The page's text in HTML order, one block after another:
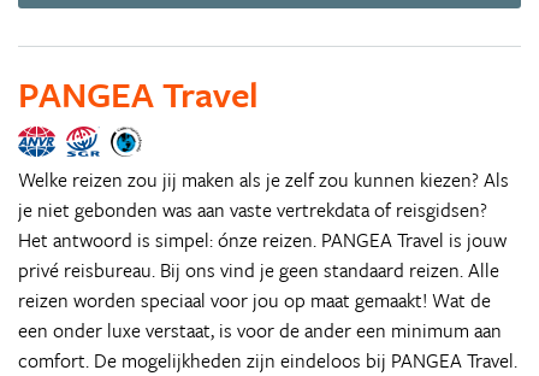
PANGEA Travel
Welke reizen zou jij maken als je zelf zou kunnen kiezen? Als
je niet gebonden was aan vaste vertrekdata of reisgidsen?
Het antwoord is simpel: ónze reizen. PANGEA Travel is jouw
privé reisbureau. Bij ons vind je geen standaard reizen. Alle
reizen worden speciaal voor jou op maat gemaakt! Wat de
een onder luxe verstaat, is voor de ander een minimum aan
comfort. De mogelijkheden zijn eindeloos bij PANGEA Travel.